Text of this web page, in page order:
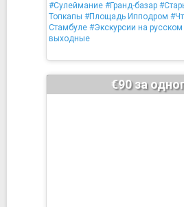
#Сулеймание #Гранд-базар
Топкапы #Площадь Ипподром
Стамбуле #Экскурсии на
выходные
€90 за